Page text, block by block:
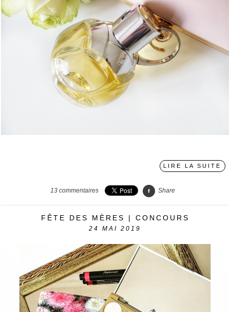
LIRE LA SUITE
13 commentaires Share
FÊTE DES MÈRES | CONCOURS
24 MAI 2019